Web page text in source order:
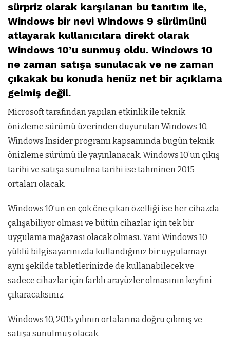
sürpriz olarak karşılanan bu tanıtım ile,
Windows bir nevi Windows 9 sürümünü
atlayarak kullanıcılara direkt olarak
Windows 10’u sunmuş oldu. Windows 10
ne zaman satışa sunulacak ve ne zaman
çıkakak bu konuda henüz net bir açıklama
gelmiş değil.
Microsoft tarafından yapılan etkinlik ile teknik
önizleme sürümü üzerinden duyurulan Windows 10,
Windows Insider programı kapsamında bugün teknik
önizleme sürümü ile yayınlanacak. Windows 10’un çıkış
tarihi ve satışa sunulma tarihi ise tahminen 2015
ortaları olacak.
Windows 10’un en çok öne çıkan özelliği ise her cihazda
çalışabiliyor olması ve bütün cihazlar için tek bir
uygulama mağazası olacak olması. Yani Windows 10
yüklü bilgisayarınızda kullandığınız bir uygulamayı
aynı şekilde tabletlerinizde de kullanabilecek ve
sadece cihazlar için farklı arayüzler olmasının keyfini
çıkaracaksınız.
Windows 10, 2015 yılının ortalarına doğru çıkmış ve
satışa sunulmuş olacak.